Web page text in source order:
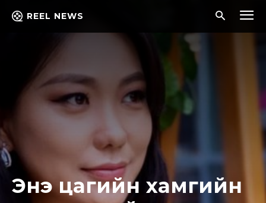
REEL NEWS
Энэ цaгийн xaмгийн